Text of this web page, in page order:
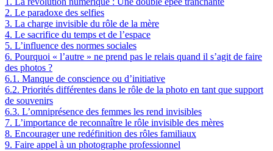
2. Le paradoxe des selfies
3. La charge invisible du rôle de la mère
4. Le sacrifice du temps et de l’espace
5. L’influence des normes sociales
6. Pourquoi « l’autre » ne prend pas le relais quand il s’agit de faire
des photos ?
6.1. Manque de conscience ou d’initiative
6.2. Priorités différentes dans le rôle de la photo en tant que support
de souvenirs
6.3. L’omniprésence des femmes les rend invisibles
7. L’importance de reconnaître le rôle invisible des mères
8. Encourager une redéfinition des rôles familiaux
9. Faire appel à un photographe professionnel